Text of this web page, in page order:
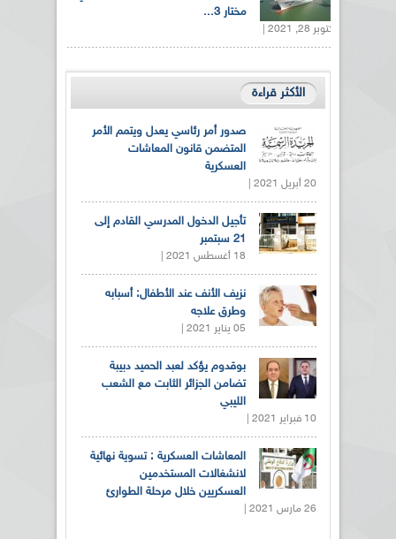
مختار 3...
أكتوبر 28, 2021 |
الأكثر قراءة
صدور أمر رئاسي يعدل ويتمم الأمر
المتضمن قانون المعاشات
العسكرية
20 أبريل 2021 |
تأجيل الدخول المدرسي القادم إلى
21 سبتمبر
18 أغسطس 2021 |
نزيف الأنف عند الأطفال: أسبابه
وطرق علاجه
05 يناير 2021 |
بوقدوم يؤكد لعبد الحميد دبيبة
تضامن الجزائر الثابت مع الشعب
الليبي
10 فبراير 2021 |
المعاشات العسكرية : تسوية نهائية
لانشغالات المستخدمين
العسكريين خلال مرحلة الطوارئ
26 مارس 2021 |